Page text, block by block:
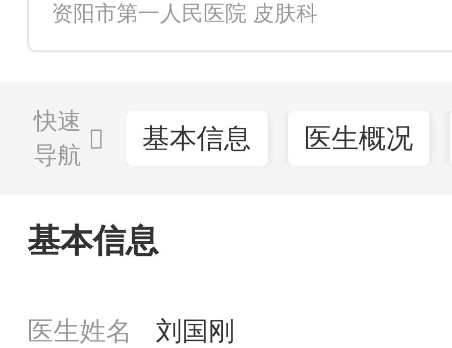
资阳市第一人民医院 皮肤科
快速
导航
基本信息 医生概况
基本信息
医生姓名 刘国刚